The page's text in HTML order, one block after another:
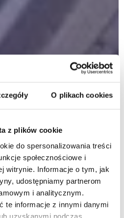
O plikach cookies
z plików cookie
do spersonalizowania treści
społecznościowe i
witrynie. Informacje o tym, jak
udostępniamy partnerom
i analitycznym.
te informacje z innymi danymi
uzyskanymi podczas